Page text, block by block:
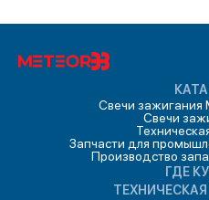
Свечи зажигания
Свечи
Запчасти для
Производство
ГДЕ